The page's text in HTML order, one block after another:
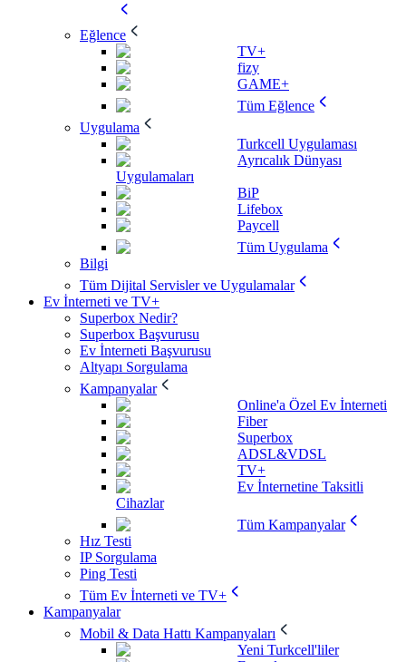
Eğlence
TV+
fizy
GAME+
Tüm Eğlence
Uygulama
Turkcell Uygulaması
Ayrıcalık Dünyası
Uygulamaları
BiP
Lifebox
Paycell
Tüm Uygulama
Bilgi
Tüm Dijital Servisler ve Uygulamalar
Ev İnterneti ve TV+
Superbox Nedir?
Superbox Başvurusu
Ev İnterneti Başvurusu
Altyapı Sorgulama
Kampanyalar
Online'a Özel Ev İnterneti
Fiber
Superbox
ADSL&VDSL
TV+
Ev İnternetine Taksitli
Cihazlar
Tüm Kampanyalar
Hız Testi
IP Sorgulama
Ping Testi
Tüm Ev İnterneti ve TV+
Kampanyalar
Mobil & Data Hattı Kampanyaları
Yeni Turkcell'liler